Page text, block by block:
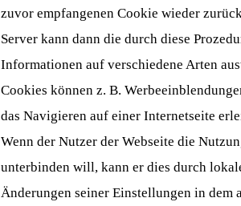
zuvor empfangenen Cookie wieder
Server kann dann die durch diese
Informationen auf verschiedene Arten
Cookies können z. B.
das Navigieren auf einer Internetseite
Wenn der Nutzer der Webseite die
unterbinden will, kann er dies durch
Änderungen seiner Einstellungen in dem